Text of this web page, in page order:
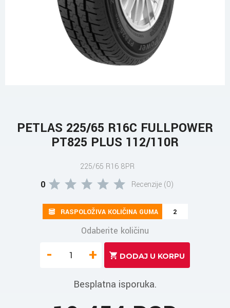
PETLAS 225/65 R16C FULLPOWER
PT825 PLUS 112/110R
225/65 R16 8PR
0 Recenzije (0)
RASPOLOŽIVA KOLIČINA GUMA 2
Odaberite količinu
- +
Besplatna isporuka.